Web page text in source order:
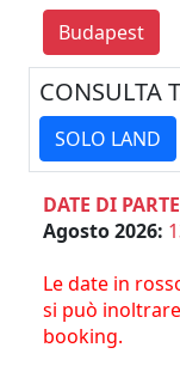
Budapest
CONSULTA
SOLO LAND
DATE DI
Agosto 2026:
Le date in
si può
booking.